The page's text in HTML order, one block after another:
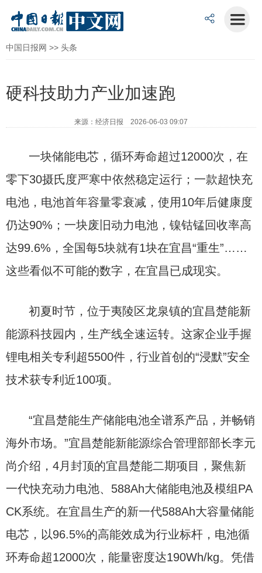
中国日报网 >> 头条
硬科技助力产业加速跑
来源：经济日报 2026-06-03 09:07
一块储能电芯，循环寿命超过12000次，在
零下30摄氏度严寒中依然稳定运行；一款超快充
电池，电池首年容量零衰减，使用10年后健康度
仍达90%；一块废旧动力电池，镍钴锰回收率高
达99.6%，全国每5块就有1块在宜昌“重生”……
这些看似不可能的数字，在宜昌已成现实。
初夏时节，位于夷陵区龙泉镇的宜昌楚能新
能源科技园内，生产线全速运转。这家企业手握
锂电相关专利超5500件，行业首创的“浸默”安全
技术获专利近100项。
“宜昌楚能生产储能电池全谱系产品，并畅销
海外市场。”宜昌楚能新能源综合管理部部长李元
尚介绍，4月封顶的宜昌楚能二期项目，聚焦新
一代快充动力电池、588Ah大储能电池及模组PA
CK系统。在宜昌生产的新一代588Ah大容量储能
电芯，以96.5%的高能效成为行业标杆，电池循
环寿命超12000次，能量密度达190Wh/kg。凭借